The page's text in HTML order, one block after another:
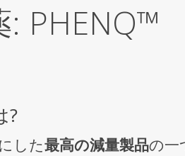
PHENQ™
?
した最高の減量製品の一